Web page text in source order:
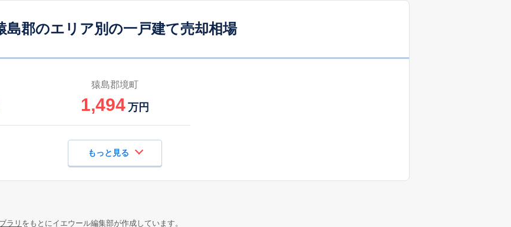
島郡のエリア別の一戸建て売却相場
猿島郡境町
1,494 万円
もっと見る
ラリ をもとにイエウール編集部が作成しています。